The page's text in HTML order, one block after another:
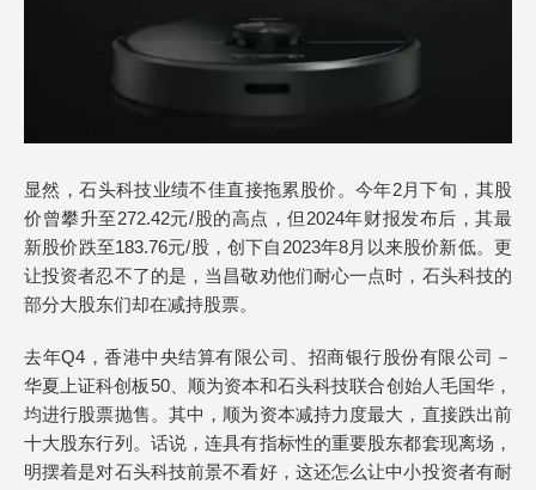
显然，石头科技业绩不佳直接拖累股价。今年2月下旬，其股
价曾攀升至272.42元/股的高点，但2024年财报发布后，其最
新股价跌至183.76元/股，创下自2023年8月以来股价新低。更
让投资者忍不了的是，当昌敬劝他们耐心一点时，石头科技的
部分大股东们却在减持股票。
去年Q4，香港中央结算有限公司、招商银行股份有限公司－
华夏上证科创板50、顺为资本和石头科技联合创始人毛国华，
均进行股票抛售。其中，顺为资本减持力度最大，直接跌出前
十大股东行列。话说，连具有指标性的重要股东都套现离场，
明摆着是对石头科技前景不看好，这还怎么让中小投资者有耐